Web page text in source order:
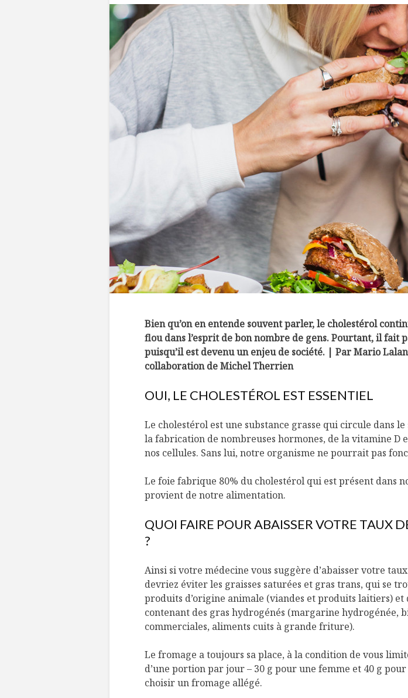
Bien qu’on en entende souvent parler, le cholestérol
flou dans l’esprit de bon nombre de gens. Pourtant, il fait
puisqu’il est devenu un enjeu de société. | Par Mario
collaboration de Michel Therrien
OUI, LE CHOLESTÉROL EST ESSENTIEL
Le cholestérol est une substance grasse qui circule dans le
la fabrication de nombreuses hormones, de la vitamine D
nos cellules. Sans lui, notre organisme ne pourrait pas
Le foie fabrique 80% du cholestérol qui est présent dans
provient de notre alimentation.
QUOI FAIRE POUR ABAISSER VOTRE TAUX
?
Ainsi si votre médecine vous suggère d’abaisser votre
devriez éviter les graisses saturées et gras trans, qui se
produits d’origine animale (viandes et produits laitiers) et
contenant des gras hydrogénés (margarine hydrogénée,
commerciales, aliments cuits à grande friture).
Le fromage a toujours sa place, à la condition de vous
d’une portion par jour – 30 g pour une femme et 40 g
choisir un fromage allégé.
Manger des
locales en
4 recettes
intégrer à vos
cet hiver
11 janvier
Evive lance
santé pour
ses
tenir leurs
résolutions
11 janvier